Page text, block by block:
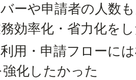
ーや申請者の人数
効率化・省力化を
用・申請フローに
化したかった